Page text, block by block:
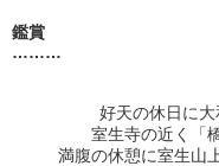
鑑賞
………
好天の休日に
室生寺の近く「
満腹の休憩に室生山